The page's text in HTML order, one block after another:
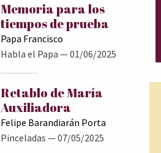
Memoria para los
tiempos de prueba
Papa Francisco
Habla el Papa — 01/06/2025
Retablo de María
Auxiliadora
Felipe Barandiarán Porta
Pinceladas — 07/05/2025